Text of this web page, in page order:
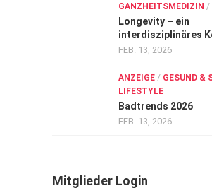
GANZHEITSMEDIZIN /
Longevity – ein
interdisziplinäres
FEB. 13, 2026
ANZEIGE / GESUND &
LIFESTYLE
Badtrends 2026
FEB. 13, 2026
Mitglieder Login